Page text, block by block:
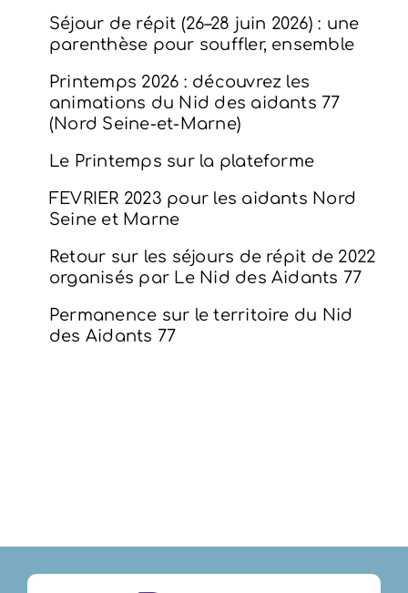
Séjour de répit (26–28 juin 2026) : une
parenthèse pour souffler, ensemble
Printemps 2026 : découvrez les
animations du Nid des aidants 77
(Nord Seine-et-Marne)
Le Printemps sur la plateforme
FEVRIER 2023 pour les aidants Nord
Seine et Marne
Retour sur les séjours de répit de 2022
organisés par Le Nid des Aidants 77
Permanence sur le territoire du Nid
des Aidants 77